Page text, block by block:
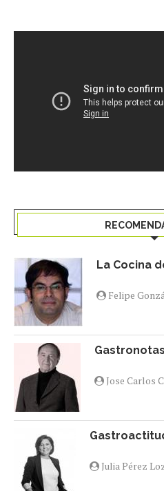
La Cocina
Felipe
Jose Carlos
Julia Pérez